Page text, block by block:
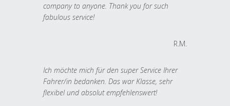
company to anyone. Thank you for such
fabulous service!
R.M.
Ich möchte mich für den super Service Ihrer
Fahrer/in bedanken. Das war Klasse, sehr
flexibel und absolut empfehlenswert!